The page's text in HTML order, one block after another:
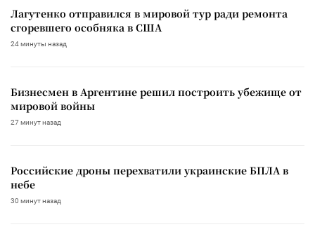
Лагутенко отправился в мировой тур ради ремонта
сгоревшего особняка в США
24 минуты назад
Бизнесмен в Аргентине решил построить убежище от
мировой войны
27 минут назад
Российские дроны перехватили украинские БПЛА в
небе
30 минут назад